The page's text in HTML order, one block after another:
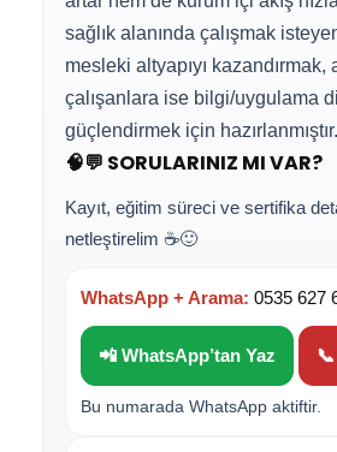
sağlık alanında çalışmak
mesleki altyapıyı kazandırmak,
çalışanlara ise bilgi/uygulama
güçlendirmek için hazırlanmıştır.
🧠💬 SORULARINIZ MI VAR?
Kayıt, eğitim süreci ve sertifika
netleştirelim ☕🙂
WhatsApp + Arama: 0535 627
📲 WhatsApp’tan Yaz
Bu numarada WhatsApp aktiftir.